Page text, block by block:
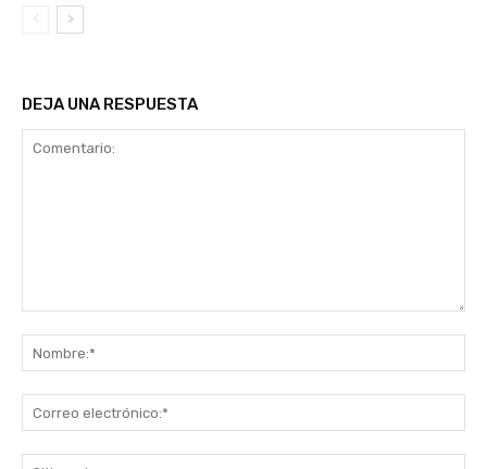
DEJA UNA RESPUESTA